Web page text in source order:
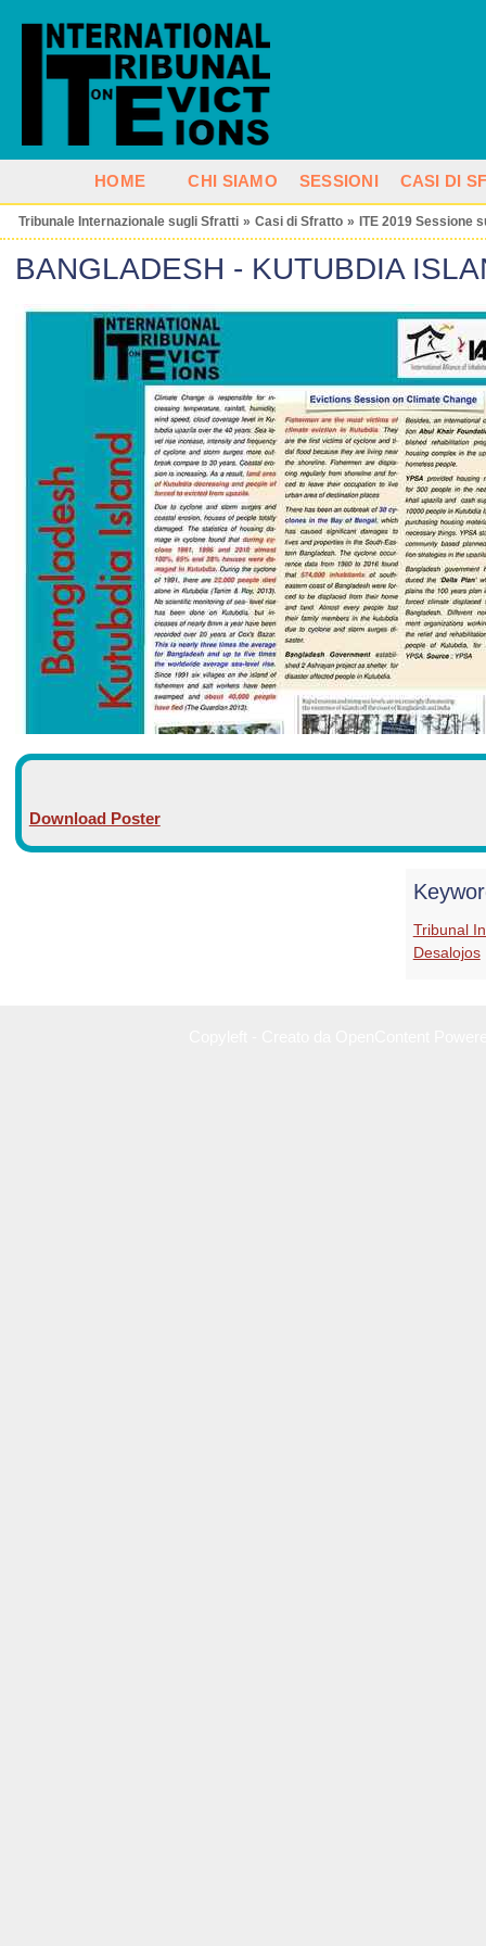
HOME CHI SIAMO SESSIONI CASI DI
Tribunale Internazionale sugli Sfratti » Casi di Sfratto » ITE 2019 Sessione
BANGLADESH - KUTUBDIA
Download Poster
Tribunal
Desalojos